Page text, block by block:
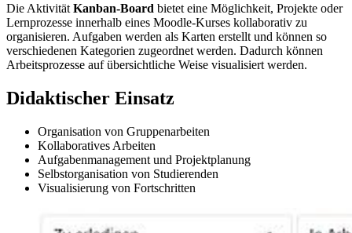
Die Aktivität Kanban-Board bietet eine Möglichkeit, Projekte oder
Lernprozesse innerhalb eines Moodle-Kurses kollaborativ zu
organisieren. Aufgaben werden als Karten erstellt und können so
verschiedenen Kategorien zugeordnet werden. Dadurch können
Arbeitsprozesse auf übersichtliche Weise visualisiert werden.
Didaktischer Einsatz
Organisation von Gruppenarbeiten
Kollaboratives Arbeiten
Aufgabenmanagement und Projektplanung
Selbstorganisation von Studierenden
Visualisierung von Fortschritten